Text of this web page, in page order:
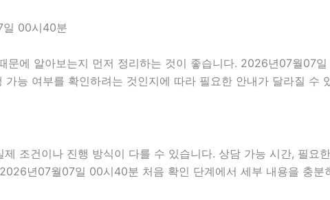
일 00시40분
문에 알아보는지 먼저 정리하는 것이 좋습니다. 2026년07월07
능 여부를 확인하려는 것인지에 따라 필요한 안내가 달라질 수
조건이나 진행 방식이 다를 수 있습니다. 상담 가능 시간, 필
년07월07일 00시40분 처음 확인 단계에서 세부 내용을 충분